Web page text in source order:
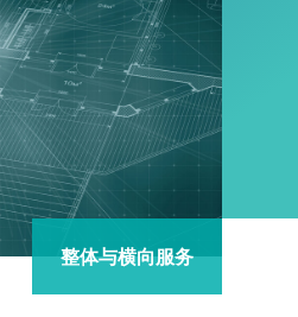
整体与横向服务